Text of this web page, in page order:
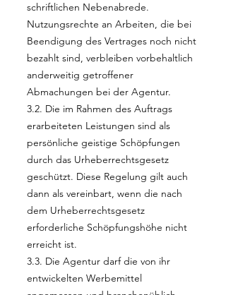
schriftlichen Nebenabrede.
Nutzungsrechte an Arbeiten, die bei
Beendigung des Vertrages noch nicht
bezahlt sind, verbleiben vorbehaltlich
anderweitig getroffener
Abmachungen bei der Agentur.
3.2. Die im Rahmen des Auftrags
erarbeiteten Leistungen sind als
persönliche geistige Schöpfungen
durch das Urheberrechtsgesetz
geschützt. Diese Regelung gilt auch
dann als vereinbart, wenn die nach
dem Urheberrechtsgesetz
erforderliche Schöpfungshöhe nicht
erreicht ist.
3.3. Die Agentur darf die von ihr
entwickelten Werbemittel